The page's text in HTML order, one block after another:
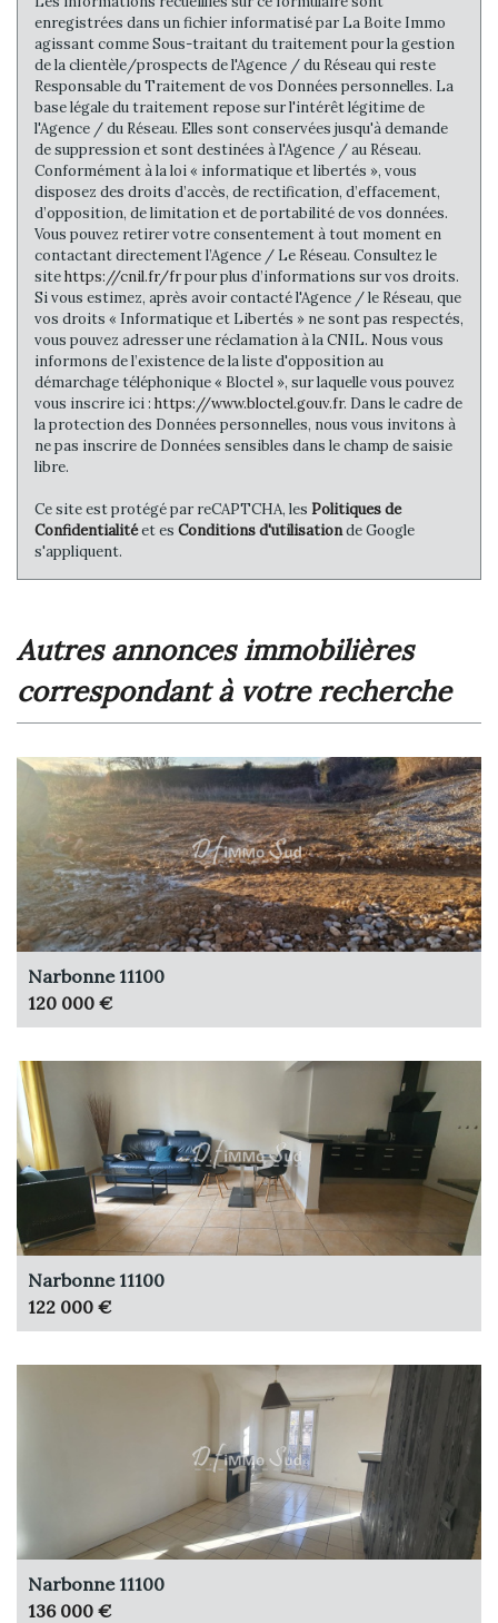
Habitants de moins de 25 ans
28,48 %
Habitants de 25 à 55 ans
36,50 %
Habitants de plus de 55 ans
35,02 %
Nombre d'enfants par famille
0,83
Familles sans enfant
51,39 %
Familles avec 1 ou 2 enfants
81,25 %
Maisons
44,18 %
Appartements
55,82 %
Familles avec 3 enfants
4,99 %
enregistrées dans un fichier informatisé par La Boite Immo
agissant comme Sous-traitant du traitement pour la gestion
de la clientèle/prospects de l'Agence / du Réseau qui reste
Responsable du Traitement de vos Données personnelles. La
base légale du traitement repose sur l'intérêt légitime de
l'Agence / du Réseau. Elles sont conservées jusqu'à demande
de suppression et sont destinées à l'Agence / au Réseau.
Conformément à la loi « informatique et libertés », vous
disposez des droits d’accès, de rectification, d’effacement,
d’opposition, de limitation et de portabilité de vos données.
Vous pouvez retirer votre consentement à tout moment en
contactant directement l’Agence / Le Réseau. Consultez le
sitehttps://cnil.fr/frpour plus d’informations sur vos droits.
Si vous estimez, après avoir contacté l'Agence / le Réseau, que
vos droits « Informatique et Libertés » ne sont pas respectés,
vous pouvez adresser une réclamation à la CNIL. Nous vous
informons de l’existence de la liste d'opposition au
démarchage téléphonique « Bloctel », sur laquelle vous pouvez
vous inscrire ici : https://www.bloctel.gouv.fr. Dans le cadre de
la protection des Données personnelles, nous vous invitons à
ne pas inscrire de Données sensibles dans le champ de saisie
libre.
Ce site est protégé par reCAPTCHA, les Politiques de
Confidentialitéet es Conditions d'utilisationde Google
s'appliquent.
autres annonces immobilières
correspondant à votre recherche
Narbonne 11100
120 000 €
Narbonne 11100
122 000 €
Narbonne 11100
136 000 €